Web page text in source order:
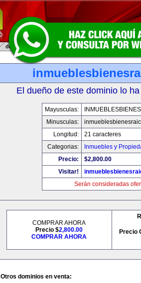
El dueño de este dominio lo
Mayusculas:
Minusculas:
Longitud:
21 caracteres
Categorias:
Inmuebles y
Precio:
$2,800.00
Visitar!
Serán consideradas
COMPRAR AHORA
Precio $2,800.00
COMPRAR AHORA
Precio
Otros dominios en venta: